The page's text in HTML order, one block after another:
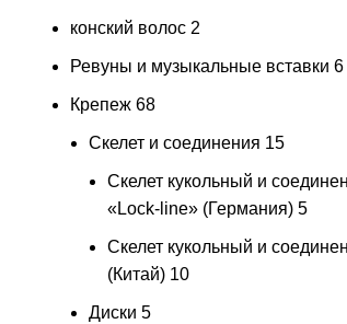
конский волос 2
Ревуны и музыкальные вставки 6
Крепеж 68
Скелет и соединения 15
Скелет кукольный и
«Lock-line» (Германия) 5
Скелет кукольный и
(Китай) 10
Диски 5